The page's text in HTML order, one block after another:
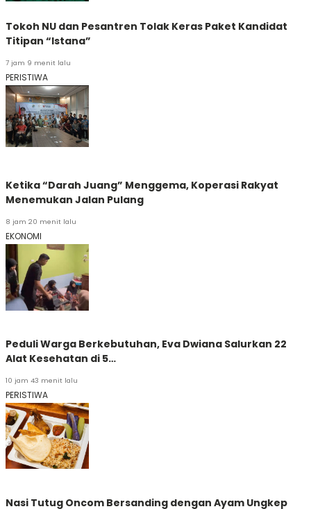
Tokoh NU dan Pesantren Tolak Keras Paket Kandidat
Titipan “Istana”
7 jam 9 menit lalu
PERISTIWA
Ketika “Darah Juang” Menggema, Koperasi Rakyat
Menemukan Jalan Pulang
8 jam 20 menit lalu
EKONOMI
Peduli Warga Berkebutuhan, Eva Dwiana Salurkan 22
Alat Kesehatan di 5…
10 jam 43 menit lalu
PERISTIWA
Nasi Tutug Oncom Bersanding dengan Ayam Ungkep